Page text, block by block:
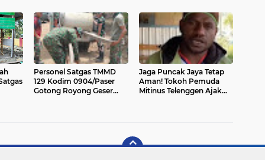
Personel Satgas TMMD
129 Kodim 0904/Paser
Gotong Royong Geser
Jaga Puncak Jaya Tetap
Aman! Tokoh Pemuda
Mitinus Telenggen Ajak